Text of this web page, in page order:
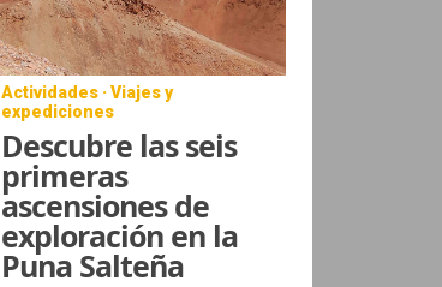
Actividades · Viajes y
expediciones
Descubre las seis
primeras
ascensiones de
exploración en la
Puna Salteña